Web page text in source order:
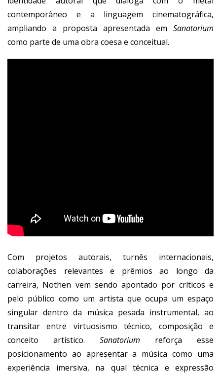
contemporâneo e a linguagem cinematográfica,
ampliando a proposta apresentada em Sanatorium
como parte de uma obra coesa e conceitual.
Com projetos autorais, turnês internacionais,
colaborações relevantes e prêmios ao longo da
carreira, Nothen vem sendo apontado por críticos e
pelo público como um artista que ocupa um espaço
singular dentro da música pesada instrumental, ao
transitar entre virtuosismo técnico, composição e
conceito artístico. Sanatorium reforça esse
posicionamento ao apresentar a música como uma
experiência imersiva, na qual técnica e expressão